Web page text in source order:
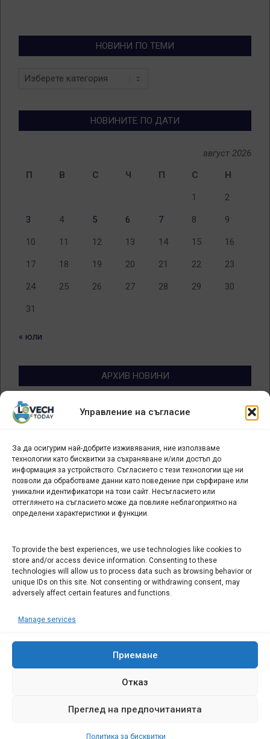
Управление на съгласие
За да осигурим най-добрите изживявания, ние използваме
технологии като бисквитки за съхраняване и/или достъп до
информация за устройството. Съгласието с тези технологии ще ни
позволи да обработваме данни като поведение при сърфиране или
уникални идентификатори на този сайт. Несъгласието или
оттеглянето на съгласието може да повлияе неблагоприятно на
определени характеристики и функции.
To provide the best experiences, we use technologies like cookies to
store and/or access device information. Consenting to these
technologies will allow us to process data such as browsing behavior or
unique IDs on this site. Not consenting or withdrawing consent, may
adversely affect certain features and functions.
Manage services
Приемане
Отказ
Преглед на предпочитанията
Политика за бисквитки
НОВИНИ ПО ТЕМИ
Новини
НОВИНИТЕ ПО ДАТИ
август 2026
П
В С Ч П С Н
1 2
3 4 5 6 7 8 9
10 11 12 13 14 15 16
17 18 19 20 21 22 23
24 25 26 27 28 29 30
31
« юли
АРХИВ НОВИНИ
Архив
новини
БИЗНЕС
Арт галерия "Мостове" – магазин за изкуство
СЕВЕРОЗАПАДА ИНФОРМАЦИОНЕН БИЗНЕС
ТУРИСТИЧЕСКИ КЛЪСТЕР
ИНСТИТУЦИИ В ЛОВЕЧ
Административен съд Ловеч
Областна администрация Ловеч
ОДМВР Ловеч
Окръжен съд Ловеч
"Иванов Комюникейшънс" ЕООД Всички права запазени